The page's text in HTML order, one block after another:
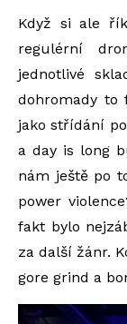
Když si ale
regulérní
jednotlivé
dohromady to
jako střídání
a day is long
nám ještě po
power
fakt bylo
za další žánr.
gore grind a